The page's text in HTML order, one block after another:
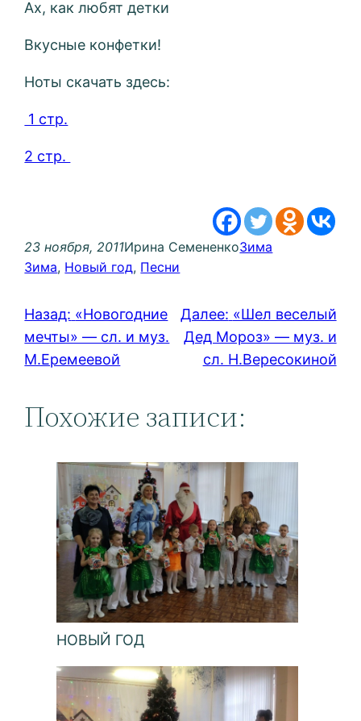
Ах, как любят детки
Вкусные конфетки!
Ноты скачать здесь:
1 стр.
2 стр.
23 ноября, 2011Ирина СемененкоЗима
Зима, Новый год, Песни
Назад: «Новогодние
мечты» — сл. и муз.
М.Еремеевой
Далее: «Шел веселый
Дед Мороз» — муз. и
сл. Н.Вересокиной
Похожие записи:
НОВЫЙ ГОД